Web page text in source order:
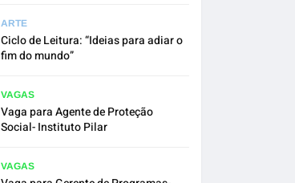
ARTE
Ciclo de Leitura: “Ideias para adiar o
fim do mundo”
VAGAS
Vaga para Agente de Proteção
Social- Instituto Pilar
VAGAS